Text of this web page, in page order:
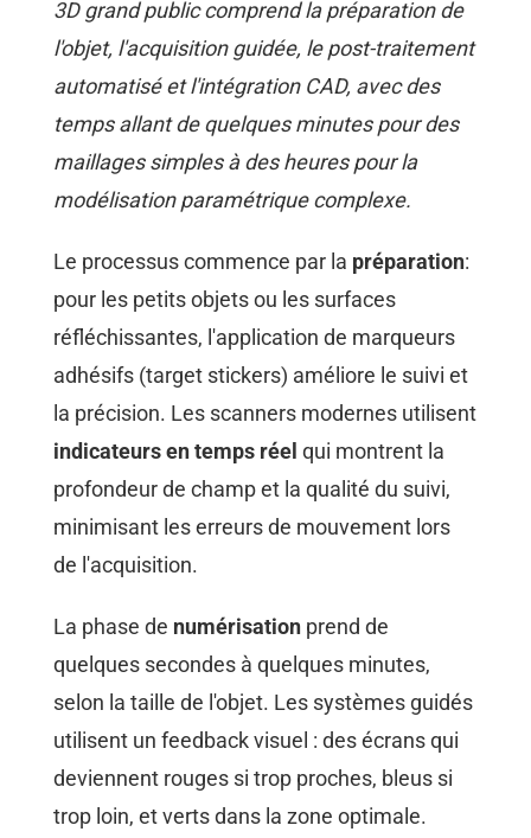
3D grand public comprend la préparation de
l'objet, l'acquisition guidée, le post-traitement
automatisé et l'intégration CAD, avec des
temps allant de quelques minutes pour des
maillages simples à des heures pour la
modélisation paramétrique complexe.
Le processus commence par la préparation:
pour les petits objets ou les surfaces
réfléchissantes, l'application de marqueurs
adhésifs (target stickers) améliore le suivi et
la précision. Les scanners modernes utilisent
indicateurs en temps réel qui montrent la
profondeur de champ et la qualité du suivi,
minimisant les erreurs de mouvement lors
de l'acquisition.
La phase de numérisation prend de
quelques secondes à quelques minutes,
selon la taille de l'objet. Les systèmes guidés
utilisent un feedback visuel : des écrans qui
deviennent rouges si trop proches, bleus si
trop loin, et verts dans la zone optimale.